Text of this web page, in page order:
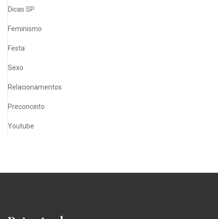
Dicas SP
Feminismo
Festa
Sexo
Relacionamentos
Preconceito
Youtube